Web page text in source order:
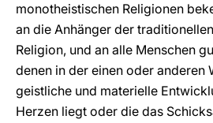
monotheistischen Religionen
an die Anhänger der
Religion, und an alle Menschen
denen in der einen oder anderen
geistliche und materielle
Herzen liegt oder die das